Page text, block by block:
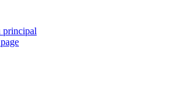
principal